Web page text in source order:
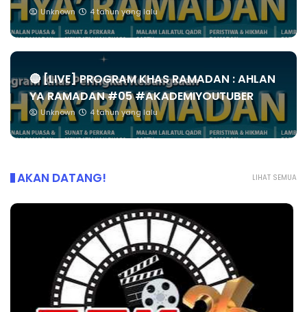
Unknown 4 tahun yang lalu
🔴 [LIVE] PROGRAM KHAS RAMADAN : AHLAN
YA RAMADAN #05 #AKADEMIYOUTUBER
Unknown 4 tahun yang lalu
LIHAT SEMUA
AKAN DATANG!